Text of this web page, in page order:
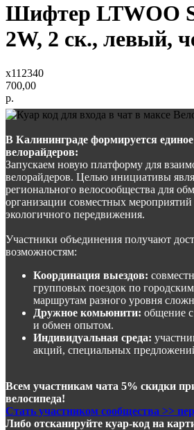
Шифтер LTWOO
2W, 2 ск., левый,
x112340
700,00
р.
В Калининграде формируется
велорайдеров:
Запускаем новую платформу для
велорайдеров. Целью инициативы
регионального велосообщества для
организации совместных мероприятий
экологичного передвижения.
Участники объединения получают
возможностям:
Координация выездов:
групповых поездок по
маршрутам разного уровня
Дружное комьюнити: общение
и обмен опытом.
Индивидуальная среда:
акций, специальных
Всем участникам чата 5% скидки
велосипеда!
Стать участником сообщества >>
Либо отсканируйте куар-код на